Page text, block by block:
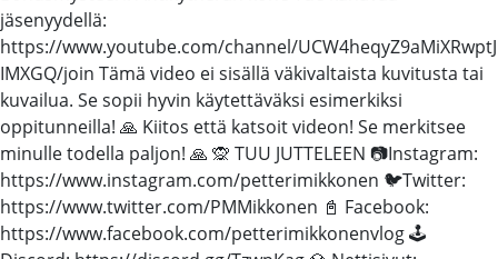
jäsenyydellä:
https://www.youtube.com/channel/UCW4heqyZ9aMiXRwptJ
IMXGQ/join Tämä video ei sisällä väkivaltaista kuvitusta tai
kuvailua. Se sopii hyvin käytettäväksi esimerkiksi
oppitunneilla! 🙏 Kiitos että katsoit videon! Se merkitsee
minulle todella paljon! 🙏 🙊 TUU JUTTELEEN 📷Instagram:
https://www.instagram.com/petterimikkonen 🐦Twitter:
https://www.twitter.com/PMMikkonen 📓 Facebook:
https://www.facebook.com/petterimikkonenvlog 🕹️